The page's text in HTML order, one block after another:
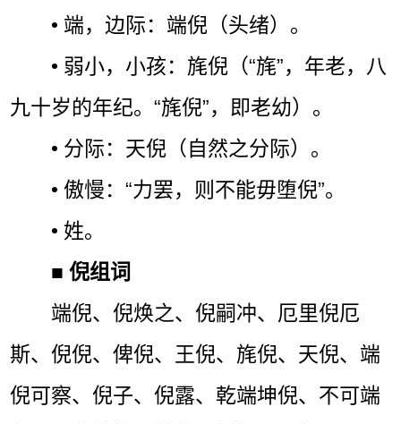
• 端，边际：端倪（头绪）。
• 弱小，小孩：旄倪（“旄”，年老，八
九十岁的年纪。“旄倪”，即老幼）。
• 分际：天倪（自然之分际）。
• 傲慢：“力罢，则不能毋堕倪”。
• 姓。
■倪组词
端倪、倪焕之、倪嗣冲、厄里倪厄
斯、倪倪、俾倪、王倪、旄倪、天倪、端
倪可察、倪子、倪露、乾端坤倪、不可端